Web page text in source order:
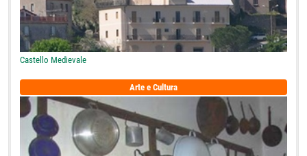
Castello Medievale
Arte e Cultura